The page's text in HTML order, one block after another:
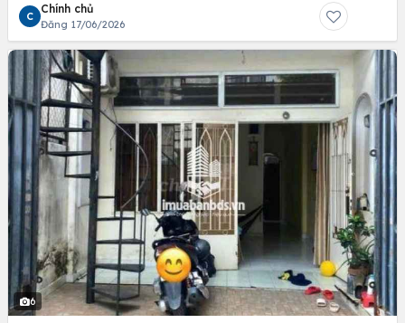
C
Chính chủ
Đăng 17/06/2026
6